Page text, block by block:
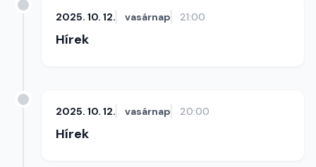
2025. 10. 12. vasárnap 21:00
Hírek
2025. 10. 12. vasárnap 20:00
Hírek